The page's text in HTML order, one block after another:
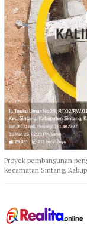
Proyek pembangunan
Kecamatan Sintang,